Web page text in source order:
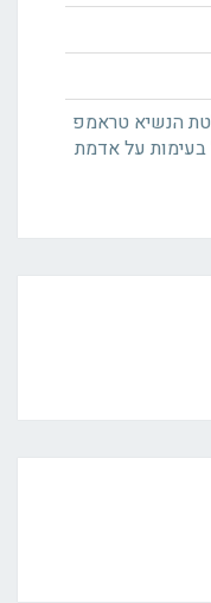
הנשיא טראמפ
בעימות על אדמת